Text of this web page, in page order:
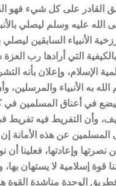
القادر على كل شيء فهو
عليه وسلم ليصلي
الأنبياء السابقين ليصلي
التي أرادها رب
الإسلام، وإعلان بأنه
به الأنبياء والمرسلين،
ليضع في أعناق المسلمين
وأن التفريط فيه تفريط
المسلمين عن هذه الأمانة
وإعادتها، فعلينا أن
قوة إسلامية لا يستهان
فطريق الوحدة مناشدة